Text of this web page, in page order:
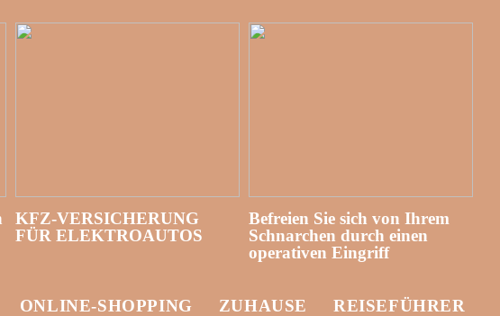
KFZ-VERSICHERUNG
FÜR ELEKTROAUTOS
Befreien Sie sich von Ihrem
Schnarchen durch einen
operativen Eingriff
ONLINE-SHOPPING ZUHAUSE REISEFÜHRER